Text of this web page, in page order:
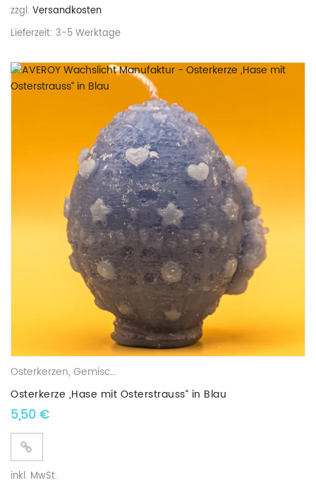
zzgl. Versandkosten
Lieferzeit: 3-5 Werktage
Osterkerzen, Gemischte Wachskerzen
Osterkerze „Hase mit Osterstrauss“ in Blau
5,50€
inkl. MwSt.